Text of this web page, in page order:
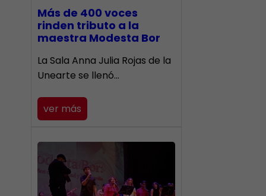
Más de 400 voces
rinden tributo a la
maestra Modesta Bor
​La Sala Anna Julia Rojas de la
Unearte se llenó…
ver más